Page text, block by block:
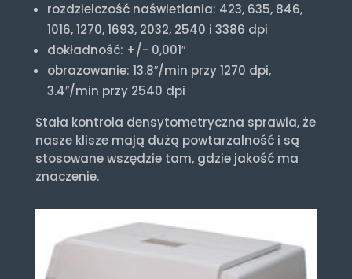
rozdzielczość naświetlania: 423, 635, 846,
1016, 1270, 1693, 2032, 2540 i 3386 dpi
dokładność: +/- 0,001″
obrazowanie: 13.8″/min przy 1270 dpi,
3.4″/min przy 2540 dpi
Stała kontrola densytometryczna sprawia, że
nasze klisze mają dużą powtarzalność i są
stosowane wszędzie tam, gdzie jakość ma
znaczenie.